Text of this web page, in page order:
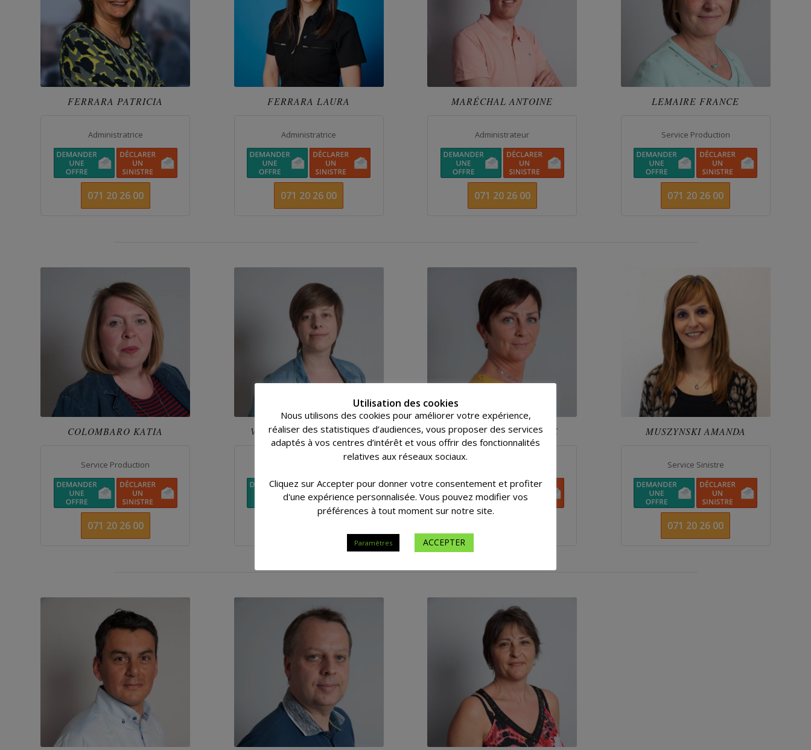
FERRARA PATRICIA
Administratrice
071 20 26 00
FERRARA LAURA
Administratrice
071 20 26 00
MARÉCHAL ANTOINE
Administrateur
071 20 26 00
LEMAIRE FRANCE
Service Production
071 20 26 00
COLOMBARO KATIA
Service Production
071 20 26 00
VANDERAVERO AURORE BOUFFIOUX SANDRINE MUSZYNSKI AMANDA
Service Sinistre
071 20 26 00
Utilisation des cookies
Nous utilisons des cookies pour améliorer votre expérience,
réaliser des statistiques d’audiences, vous proposer des services
adaptés à vos centres d’intérêt et vous offrir des fonctionnalités
relatives aux réseaux sociaux.
Cliquez sur Accepter pour donner votre consentement et profiter
d'une expérience personnalisée. Vous pouvez modifier vos
préférences à tout moment sur notre site.
Paramètres ACCEPTER